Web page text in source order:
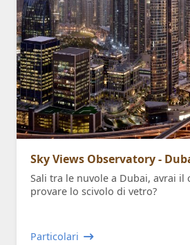
Sky Views Observatory -
Sali tra le nuvole a Dubai, avrai il
provare lo scivolo di vetro?
Particolari